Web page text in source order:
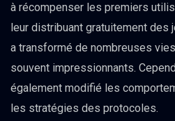
à récompenser les premiers
leur distribuant gratuitement des
a transformé de nombreuses
souvent impressionnants.
également modifié les
les stratégies des protocoles.